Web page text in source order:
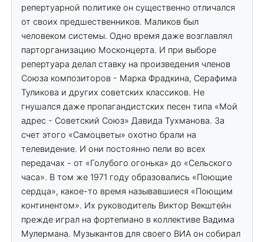
репертуарной политике он существенно отличался
от своих предшественников. Маликов был
человеком системы. Одно время даже возглавлял
парторганизацию Москонцерта. И при выборе
репертуара делал ставку на произведения членов
Союза композиторов - Марка Фрадкина, Серафима
Туликова и других советских классиков. Не
гнушался даже пропагандистских песен типа «Мой
адрес - Советский Союз» Давида Тухманова. За
счет этого «Самоцветы» охотно брали на
телевидение. И они постоянно пели во всех
передачах - от «Голубого огонька» до «Сельского
часа». В том же 1971 году образовались «Поющие
сердца», какое-то время называвшиеся «Поющим
континентом». Их руководитель Виктор Векштейн
прежде играл на фортепиано в коллективе Вадима
Мулермана. Музыкантов для своего ВИА он собирал